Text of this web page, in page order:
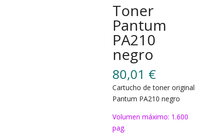
Toner
Pantum
PA210
negro
80,01 €
Cartucho de toner original
Pantum PA210 negro
Volumen máximo: 1.600
pag.